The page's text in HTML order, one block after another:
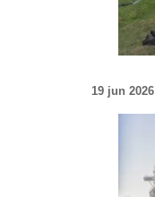
19 jun 2026